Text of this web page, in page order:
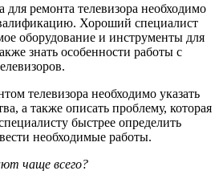
ремонта телевизора необходимо
Хороший специалист
оборудование и инструменты для
знать особенности работы с
телевизора необходимо указать
а также описать проблему, которая
быстрее определить
необходимые работы.
чаще всего?